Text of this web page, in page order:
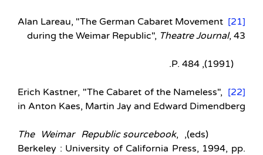
[21]
Alan Lareau, "The German Cabaret Movement
during the Weimar Republic", Theatre Journal, 43
(1991), P. 484.
[22]
Erich Kastner, "The Cabaret of the Nameless",
in Anton Kaes, Martin Jay and Edward Dimendberg
(eds),
The Weimar Republic sourcebook,
Berkeley : University of California Press, 1994, pp.